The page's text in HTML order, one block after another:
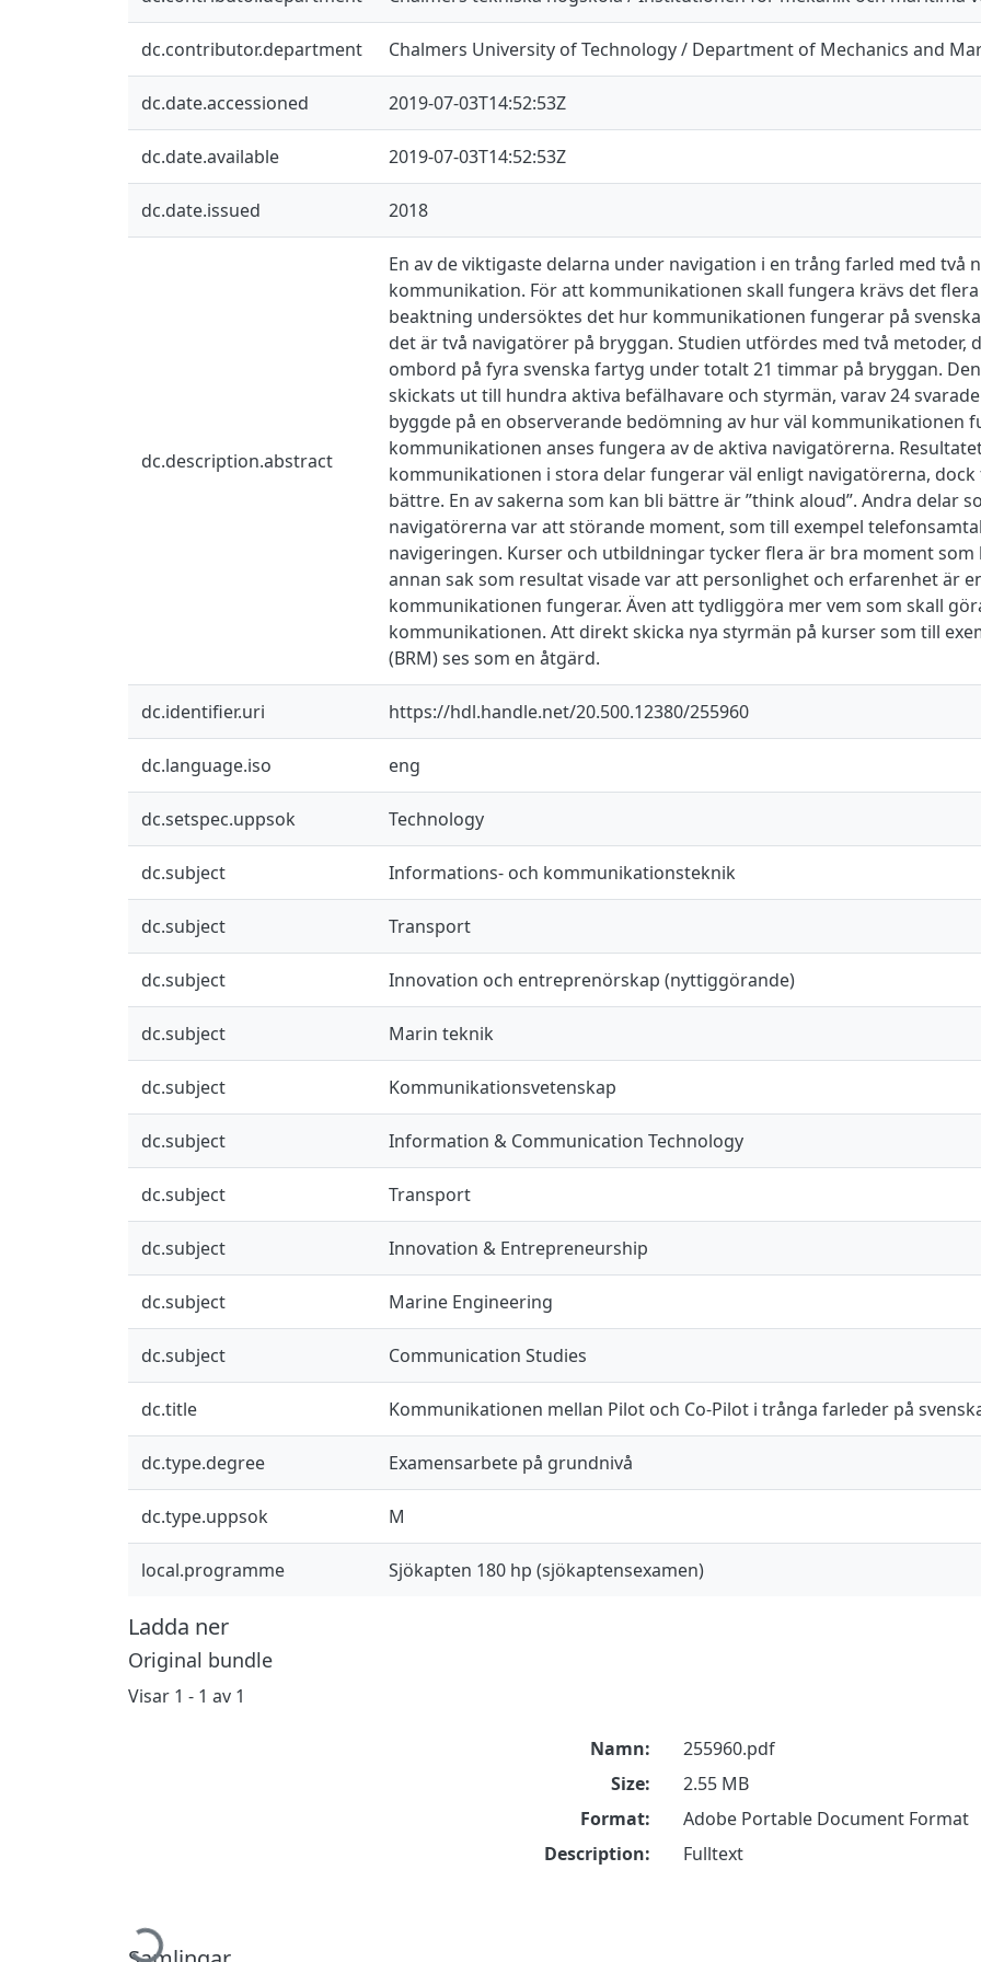
dc.contributor.department Chalmers University of Technology / Department of Mechanics and
dc.date.accessioned 2019-07-03T14:52:53Z
dc.date.available 2019-07-03T14:52:53Z
dc.date.issued 2018
dc.description.abstract
En av de viktigaste delarna under navigation i en trång farled med två
kommunikation. För att kommunikationen skall fungera krävs det
beaktning undersöktes det hur kommunikationen fungerar på
det är två navigatörer på bryggan. Studien utfördes med två metoder,
ombord på fyra svenska fartyg under totalt 21 timmar på bryggan.
skickats ut till hundra aktiva befälhavare och styrmän, varav 24
byggde på en observerande bedömning av hur väl kommunikationen
kommunikationen anses fungera av de aktiva navigatörerna.
kommunikationen i stora delar fungerar väl enligt navigatörerna,
bättre. En av sakerna som kan bli bättre är ”think aloud”. Andra delar
navigatörerna var att störande moment, som till exempel
navigeringen. Kurser och utbildningar tycker flera är bra moment
annan sak som resultat visade var att personlighet och erfarenhet är
kommunikationen fungerar. Även att tydliggöra mer vem som skall
kommunikationen. Att direkt skicka nya styrmän på kurser som till
(BRM) ses som en åtgärd.
dc.identifier.uri https://hdl.handle.net/20.500.12380/255960
dc.language.iso eng
dc.setspec.uppsok Technology
dc.subject Informations- och kommunikationsteknik
dc.subject Transport
dc.subject Innovation och entreprenörskap (nyttiggörande)
dc.subject Marin teknik
dc.subject Kommunikationsvetenskap
dc.subject Information & Communication Technology
dc.subject Transport
dc.subject Innovation & Entrepreneurship
dc.subject Marine Engineering
dc.subject Communication Studies
dc.title Kommunikationen mellan Pilot och Co-Pilot i trånga farleder på
dc.type.degree Examensarbete på grundnivå
dc.type.uppsok M
local.programme Sjökapten 180 hp (sjökaptensexamen)
Ladda ner
Original bundle
Visar 1 - 1 av 1
Namn:
255960.pdf
Size:
2.55 MB
Format:
Adobe Portable Document Format
Description:
Fulltext